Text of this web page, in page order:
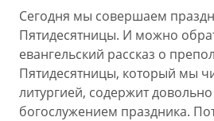
Сегодня мы совершаем
Пятидесятницы. И можно
евангельский рассказ о
Пятидесятницы, который мы
литургией, содержит
богослужением праздника.